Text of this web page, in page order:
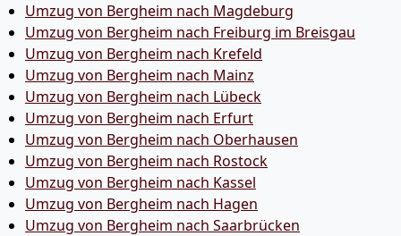
Umzug von Bergheim nach Magdeburg
Umzug von Bergheim nach Freiburg im Breisgau
Umzug von Bergheim nach Krefeld
Umzug von Bergheim nach Mainz
Umzug von Bergheim nach Lübeck
Umzug von Bergheim nach Erfurt
Umzug von Bergheim nach Oberhausen
Umzug von Bergheim nach Rostock
Umzug von Bergheim nach Kassel
Umzug von Bergheim nach Hagen
Umzug von Bergheim nach Saarbrücken